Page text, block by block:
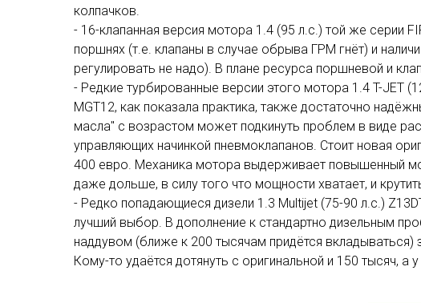
колпачков.
- 16-клапанная версия мотора 1.4 (95 л.с.) той же серии
поршнях (т.е. клапаны в случае обрыва ГРМ гнёт) и
регулировать не надо). В плане ресурса поршневой и
- Редкие турбированные версии этого мотора 1.4 T-JET
MGT12, как показала практика, также достаточно
масла" с возрастом может подкинуть проблем в виде
управляющих начинкой пневмоклапанов. Стоит новая
400 евро. Механика мотора выдерживает повышенный
даже дольше, в силу того что мощности хватает, и
- Редко попадающиеся дизели 1.3 Multijet (75-90 л.с.)
лучший выбор. В дополнение к стандартно дизельным
наддувом (ближе к 200 тысячам придётся
Кому-то удаётся дотянуть с оригинальной и 150 тысяч,